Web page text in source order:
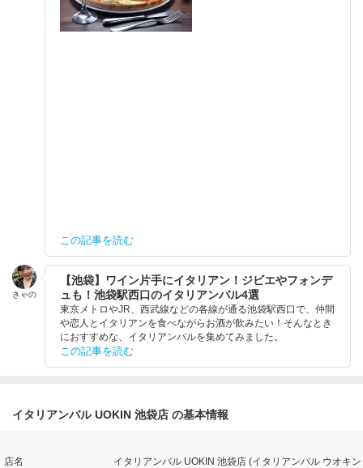
この記事を読む
きゃの
【池袋】ワイン片手にイタリアン！ジビエやフォンデ
ュも！池袋駅西口のイタリアンバル4選
東京メトロやJR、西武線などの各線が通る池袋駅西口で、仲間
や恋人とイタリアンを食べながらお酒が飲みたい！そんなとき
におすすめな、イタリアンバルを集めてみました。
この記事を読む
イタリアンバル UOKIN 池袋店 の基本情報
店名
イタリアンバル UOKIN 池袋店 (イタリアンバル ウオキン